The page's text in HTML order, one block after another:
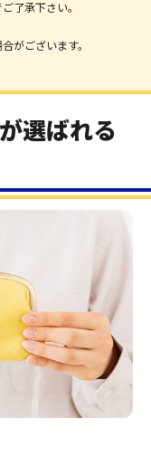
了承下さい。
がございます。
選ばれる